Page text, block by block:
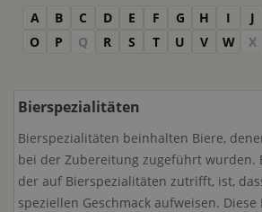
A B C D E F G H I J
O
P Q R S T U V W X
Bierspezialitäten
Bierspezialitäten beinhalten Biere,
bei der Zubereitung zugeführt wurden.
der auf Bierspezialitäten zutrifft, ist,
speziellen Geschmack aufweisen.